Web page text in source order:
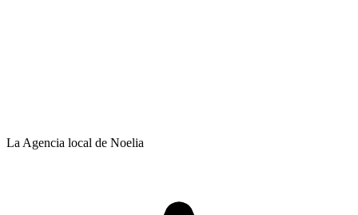
La Agencia local de Noelia